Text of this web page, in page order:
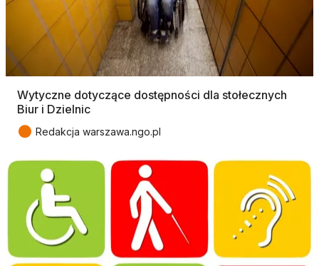
Wytyczne dotyczące dostępności dla stołecznych
Biur i Dzielnic
● Redakcja warszawa.ngo.pl